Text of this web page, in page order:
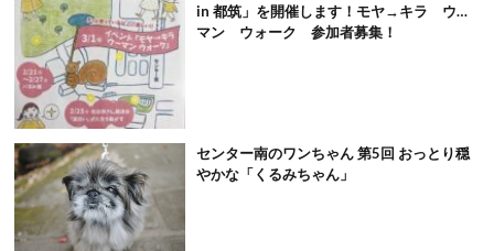
in 都筑」を開催します！モヤ→キラ ウー
マン ウォーク 参加者募集！
センター南のワンちゃん 第5回 おっとり穏
やかな「くるみちゃん」